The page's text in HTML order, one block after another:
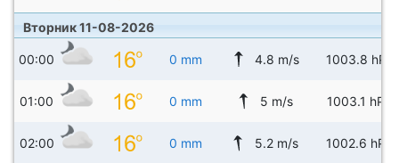
Вторник 11-08-2026
00:00 0 mm 4.8 m/s 1003.8 hPa
01:00 0 mm 5 m/s 1003.1 hPa
02:00 0 mm 5.2 m/s 1002.6 hPa